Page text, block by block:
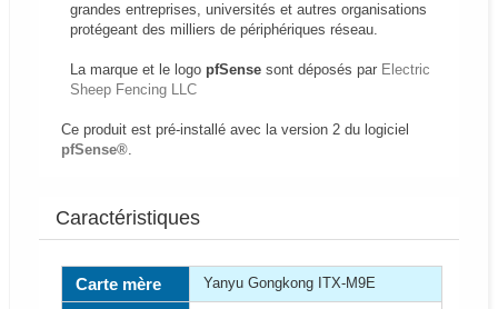
grandes entreprises, universités et autres organisations
protégeant des milliers de périphériques réseau.
La marque et le logo pfSense sont déposés par Electric
Sheep Fencing LLC
Ce produit est pré-installé avec la version 2 du logiciel
pfSense®.
Caractéristiques
Carte mère Yanyu Gongkong ITX-M9E